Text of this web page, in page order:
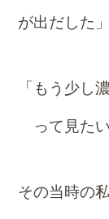
が出だした」
「もう少し
って見たい
その当時の